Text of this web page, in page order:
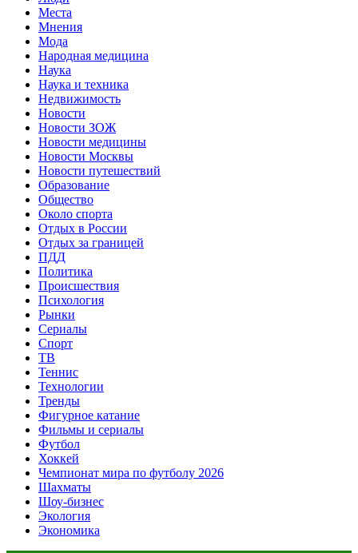
Места
Мнения
Мода
Народная медицина
Наука
Наука и техника
Недвижимость
Новости
Новости ЗОЖ
Новости медицины
Новости Москвы
Новости путешествий
Образование
Общество
Около спорта
Отдых в России
Отдых за границей
ПДД
Политика
Происшествия
Психология
Рынки
Сериалы
Спорт
ТВ
Теннис
Технологии
Тренды
Фигурное катание
Фильмы и сериалы
Футбол
Хоккей
Чемпионат мира по футболу 2026
Шахматы
Шоу-бизнес
Экология
Экономика